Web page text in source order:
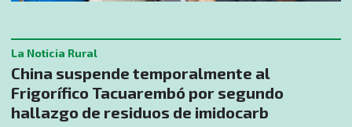
China suspende temporalmente al
Frigorífico Tacuarembó por segundo
hallazgo de residuos de imidocarb
La Noticia Rural